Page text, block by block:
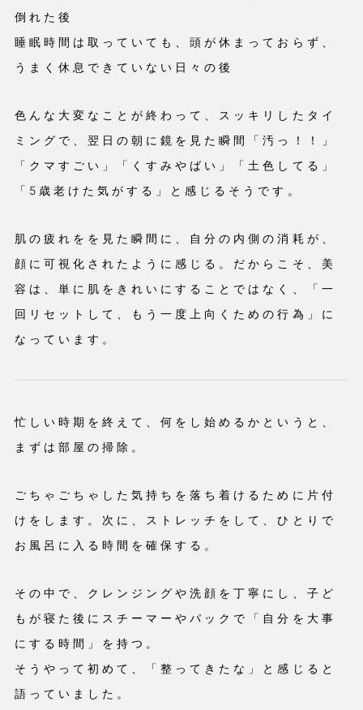
倒れた後
睡眠時間は取っていても、頭が休まっておらず、
うまく休息できていない日々の後
色んな大変なことが終わって、スッキリしたタイ
ミングで、翌日の朝に鏡を見た瞬間「汚っ！！」
「クマすごい」「くすみやばい」「土色してる」
「5歳老けた気がする」と感じるそうです。
肌の疲れをを見た瞬間に、自分の内側の消耗が、
顔に可視化されたように感じる。だからこそ、美
容は、単に肌をきれいにすることではなく、「一
回リセットして、もう一度上向くための行為」に
なっています。
忙しい時期を終えて、何をし始めるかというと、
まずは部屋の掃除。
ごちゃごちゃした気持ちを落ち着けるために片付
けをします。次に、ストレッチをして、ひとりで
お風呂に入る時間を確保する。
その中で、クレンジングや洗顔を丁寧にし、子ど
もが寝た後にスチーマーやパックで「自分を大事
にする時間」を持つ。
そうやって初めて、「整ってきたな」と感じると
語っていました。